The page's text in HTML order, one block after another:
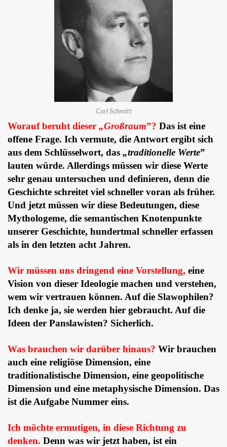
Carl Schmitt
Worauf beruht dieser „Großraum”? Das ist eine
offene Frage. Ich vermute, die Antwort ergibt sich
aus dem Schlüsselwort, das „traditionelle Werte”
lauten würde. Allerdings müssen wir diese Werte
sehr genau untersuchen und definieren, denn die
Geschichte schreitet viel schneller voran als früher.
Und jetzt müssen wir diese Bedeutungen, diese
Mythologeme, die semantischen Knotenpunkte
unserer Geschichte, hundertmal schneller erfassen
als in den letzten acht Jahren.
Wir müssen uns dringend eine Vorstellung, eine
Vision von dieser Ideologie machen und verstehen,
wem wir vertrauen können. Auf die Slawophilen?
Ich denke ja, sie werden hier gebraucht. Auf die
Ideen der Panslawisten? Sicherlich.
Was brauchen wir darüber hinaus? Wir brauchen
auch eine religiöse Dimension, eine
traditionalistische Dimension, eine geopolitische
Dimension und eine metaphysische Dimension. Das
ist die Aufgabe Nummer eins.
Ich möchte ermutigen, in diese Richtung zu
denken. Denn was wir jetzt haben, ist ein